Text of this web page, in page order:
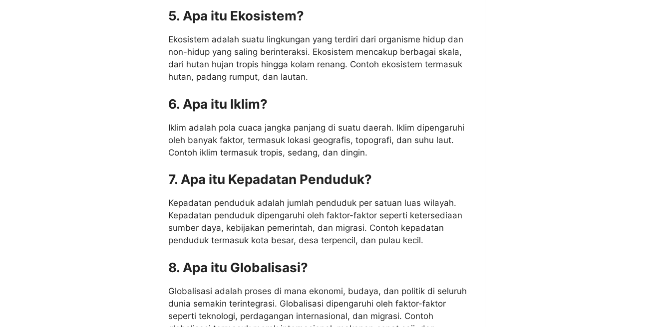
5. Apa itu Ekosistem?
Ekosistem adalah suatu lingkungan yang terdiri dari organisme hidup dan
non-hidup yang saling berinteraksi. Ekosistem mencakup berbagai skala,
dari hutan hujan tropis hingga kolam renang. Contoh ekosistem termasuk
hutan, padang rumput, dan lautan.
6. Apa itu Iklim?
Iklim adalah pola cuaca jangka panjang di suatu daerah. Iklim dipengaruhi
oleh banyak faktor, termasuk lokasi geografis, topografi, dan suhu laut.
Contoh iklim termasuk tropis, sedang, dan dingin.
7. Apa itu Kepadatan Penduduk?
Kepadatan penduduk adalah jumlah penduduk per satuan luas wilayah.
Kepadatan penduduk dipengaruhi oleh faktor-faktor seperti ketersediaan
sumber daya, kebijakan pemerintah, dan migrasi. Contoh kepadatan
penduduk termasuk kota besar, desa terpencil, dan pulau kecil.
8. Apa itu Globalisasi?
Globalisasi adalah proses di mana ekonomi, budaya, dan politik di seluruh
dunia semakin terintegrasi. Globalisasi dipengaruhi oleh faktor-faktor
seperti teknologi, perdagangan internasional, dan migrasi. Contoh